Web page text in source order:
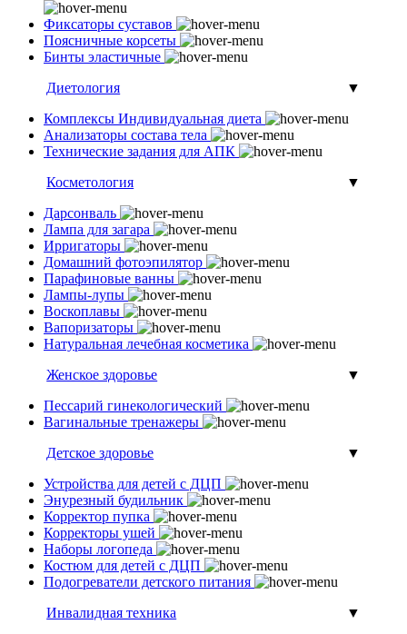
Фиксаторы суставов
Поясничные корсеты
Бинты эластичные
Диетология
▼
Комплексы Индивидуальная диета
Анализаторы состава тела
Технические задания для АПК
Косметология
▼
Дарсонваль
Лампа для загара
Ирригаторы
Домашний фотоэпилятор
Парафиновые ванны
Лампы-лупы
Воскоплавы
Вапоризаторы
Натуральная лечебная косметика
Женское здоровье
▼
Пессарий гинекологический
Вагинальные тренажеры
Детское здоровье
▼
Устройства для детей с ДЦП
Энурезный будильник
Корректор пупка
Корректоры ушей
Наборы логопеда
Костюм для детей с ДЦП
Подогреватели детского питания
Инвалидная техника
▼